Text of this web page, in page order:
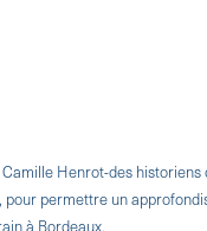
Henrot-des
permettre un
à Bordeaux.